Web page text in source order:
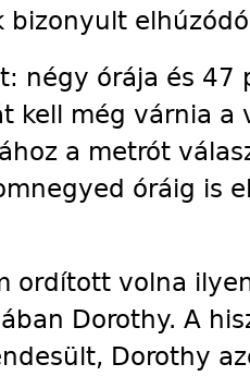
bizonyult
négy órája és
kell még várnia
a metrót
óráig is
ordított volna
Dorothy. A
Dorothy